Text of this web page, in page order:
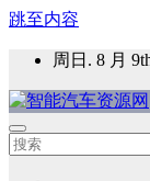
跳至内容
周日. 8 月
智能汽车资源网
智能表面，智能